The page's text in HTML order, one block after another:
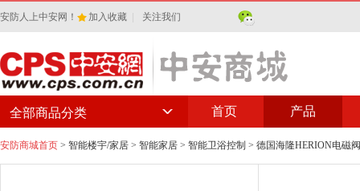
安防人上中安网！ 加入收藏 关注我们
首页 产品
全部商品分类
安防商城首页 > 智能楼宇/家居 > 智能家居 > 智能卫浴控制 > 德国海隆HERION电磁阀